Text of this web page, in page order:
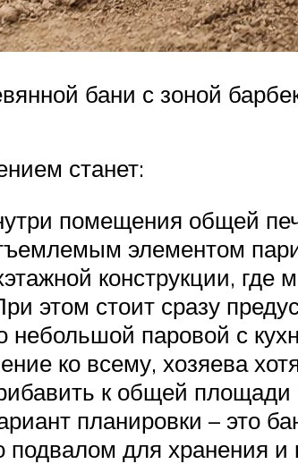
бани с зоной
станет:
помещения общей
элементом
конструкции,
этом стоит сразу
небольшой паровой с
ко всему, хозяева
к общей площади
планировки – это
подвалом для хранения